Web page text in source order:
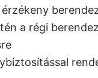
a régi